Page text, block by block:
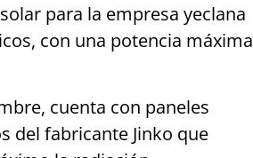
para la empresa yeclana
con una potencia máxima
cuenta con paneles
del fabricante Jinko que